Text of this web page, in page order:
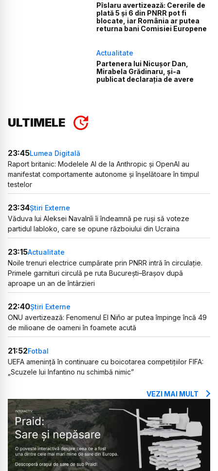
Pîslaru avertizează: Cererile de
plată 5 și 6 din PNRR pot fi
blocate, iar România ar putea
returna bani Comisiei Europene
Actualitate
Partenera lui Nicușor Dan,
Mirabela Grădinaru, și-a
publicat declarația de avere
ULTIMELE
23:45Lumea Digitală
Raport britanic: Modelele AI de la Anthropic și OpenAI au
manifestat comportamente autonome și înșelătoare în timpul
testelor
23:34Știri Externe
Văduva lui Aleksei Navalnîi îi îndeamnă pe ruși să voteze
partidul Iabloko, care se opune războiului din Ucraina
23:15Actualitate
Noile trenuri electrice cumpărate prin PNRR intră în circulație.
Primele garnituri circulă pe ruta București–Brașov după
aproape un an de întârzieri
22:40Știri Externe
ONU avertizează: Fenomenul El Niño ar putea împinge încă 49
de milioane de oameni în foamete acută
21:52Fotbal
UEFA amenință în continuare cu boicotarea competițiilor FIFA:
„Scuzele lui Infantino nu schimbă nimic”
VEZI MAI MULT